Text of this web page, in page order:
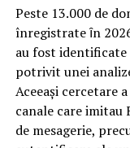
Spre diferență de
trece printr-un
bagaje trase pe
rezervări
frecvență ridicată
orice suprafață,
elemente afectate
Peste 13.000 de
înregistrate ȋn
au fost identificate
potrivit unei
Aceeași cercetare
canale care imitau
de mesagerie,